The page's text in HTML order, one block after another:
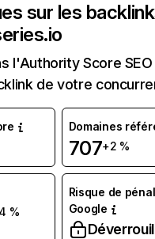
sur les
l'Authority Score
de votre
Domaines
707+2 %
%
Risque de
Google